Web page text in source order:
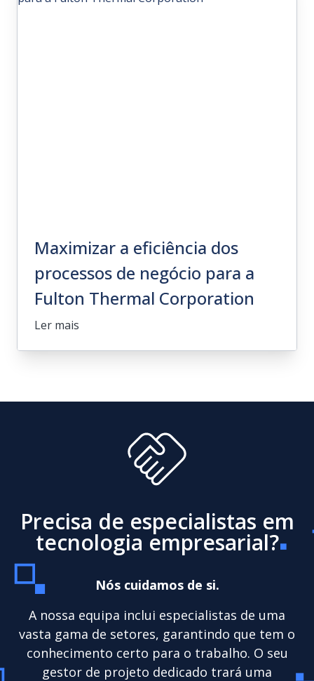
Maximizar a eficiência dos
processos de negócio para a
Fulton Thermal Corporation
Ler mais
Fulton Thermal Corporation
Precisa de especialistas em
tecnologia empresarial?
Nós cuidamos de si.
A nossa equipa inclui especialistas de uma
vasta gama de setores, garantindo que tem o
conhecimento certo para o trabalho. O seu
gestor de projeto dedicado trará uma